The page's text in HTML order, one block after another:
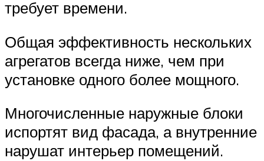
требует времени.
Общая эффективность нескольких
агрегатов всегда ниже, чем при
установке одного более мощного.
Многочисленные наружные блоки
испортят вид фасада, а внутренние
нарушат интерьер помещений.